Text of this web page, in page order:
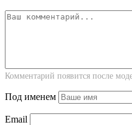
Комментарий появится после
Под именем
Email